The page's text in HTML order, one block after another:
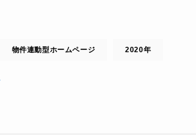
物件連動型ホームページ 2020年